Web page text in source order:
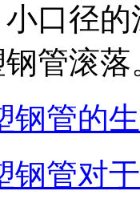
口径
管滚落
钢管的
钢管对